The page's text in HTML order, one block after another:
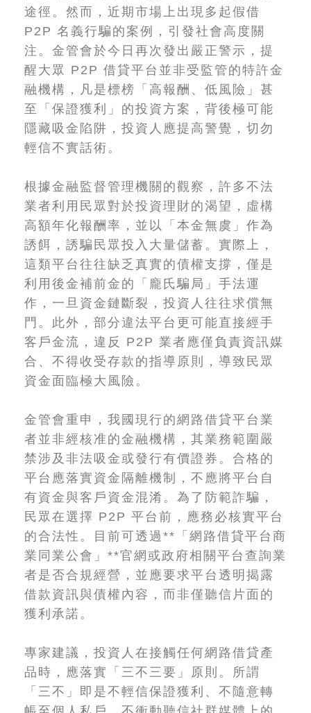
途徑。然而，近期市場上出現多起假借
P2P 名義行騙的案例，引發社會高度關
注。金管會於今日再次發出嚴正警示，提
醒大眾 P2P 借貸平台並非受監管的特許金
融機構，凡是標榜「高報酬、低風險」甚
至「保證獲利」的投資方案，背後極可能
隱藏吸金陷阱，投資人應提高警覺，切勿
輕信不實話術。
根據金融監督管理機關的觀察，許多不法
業者利用民眾對於投資理財的渴望，虛構
高額年化報酬率，並以「本金無虞」作為
誘餌，誘騙民眾投入大量儲蓄。實際上，
這類平台往往缺乏真實的債權支撐，僅是
利用後金補前金的「龐氏騙局」手法運
作，一旦資金鏈斷裂，投資人往往求償無
門。此外，部分違法平台更可能直接經手
客戶金流，違反 P2P 業者應僅負責資訊媒
合、不得收受存款的指導原則，導致民眾
資金面臨極大風險。
金管會重申，我國現行的網路借貸平台業
者並非經核准的金融機構，其業務範圍嚴
禁涉及非法吸金或發行有價證券。合格的
平台應落實資金隔離機制，不應將平台自
有資金與客戶資金混淆。為了防範詐騙，
民眾在選擇 P2P 平台前，應務必核實平台
的合法性。目前可透過**「網路借貸平台商
業同業公會」**官網或政府相關平台查詢業
者是否合規經營，並應要求平台透明揭露
借款資訊與債權內容，而非僅聽信片面的
獲利承諾。
專家建議，投資人在接觸任何網路借貸產
品時，應落實「三不三要」原則。所謂
「三不」即是不輕信保證獲利、不隨意轉